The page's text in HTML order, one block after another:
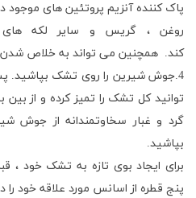
پاک کننده آنزیم پروتئین های موجود
روغن ، گریس و سایر لکه های
کند. همچنین می تواند به خلاص شدن
4. جوش شیرین را روی تشک بپاشید.
توانید کل تشک را تمیز کرده و از بین
گرد و غبار سخاوتمندانه از
بپاشید.
برای ایجاد بوی تازه به تشک خود ،
پنج قطره از اسانس مورد علاقه خود